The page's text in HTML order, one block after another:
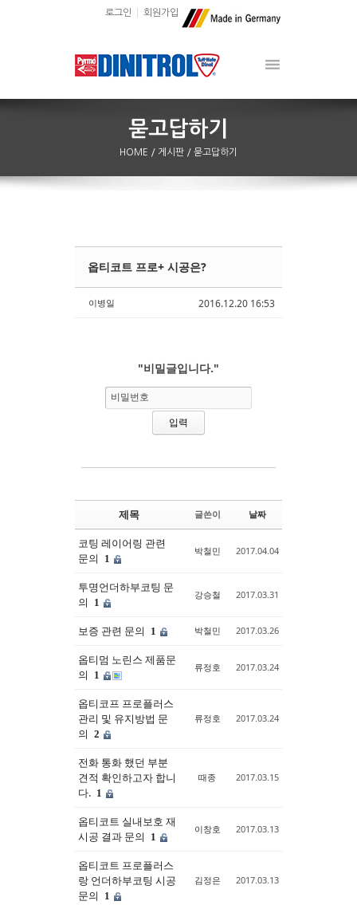
로그인 회원가입
HOME / 게시판 / 묻고답하기
2016.12.20 16:53
옵티코트 프로+ 시공은?
이병일
"비밀글입니다."
비밀번호
제목 글쓴이 날짜
코팅 레이어링 관련
문의
1
박철민 2017.04.04
투명언더하부코팅 문
의
1
강승철 2017.03.31
보증 관련 문의 1 박철민 2017.03.26
옵티멈 노린스 제품문
의
1
류정호 2017.03.24
옵티코프 프로플러스
관리 및 유지방법 문
의 2
류정호 2017.03.24
전화 통화 했던 부분
견적 확인하고자 합니
다. 1
때종 2017.03.15
옵티코트 실내보호 재
시공 결과 문의
1
이창호 2017.03.13
옵티코트 프로플러스
랑 언더하부코팅 시공
문의
1
김정은 2017.03.13
Sketchbook5, 스케치북5
Sketchbook5, 스케치북5
Sketchbook5, 스케치북5
Sketchbook5, 스케치북5